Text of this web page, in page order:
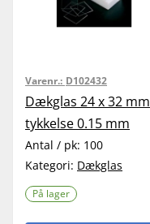
Varenr.: D102432
Dækglas 24 x 32 mm
tykkelse 0.15 mm
Antal / pk: 100
Kategori: Dækglas
På lager